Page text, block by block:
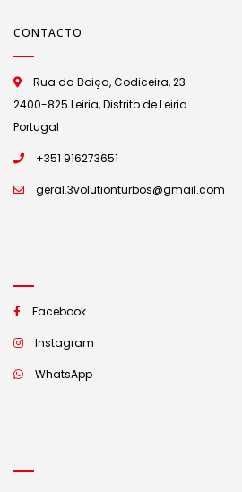
CONTACTO
Rua da Boiça, Codiceira, 23
2400-825 Leiria, Distrito de Leiria
Portugal
+351 916273651
geral.3volutionturbos@gmail.com
Facebook
Instagram
WhatsApp